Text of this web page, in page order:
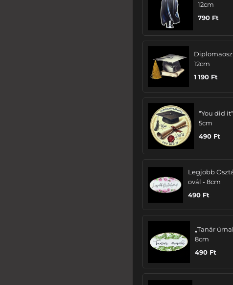
12cm
790 Ft
12cm
1 190 Ft
"You did
5cm
490 Ft
Legjobb
ovál - 8cm
490 Ft
„Tanár
8cm
490 Ft